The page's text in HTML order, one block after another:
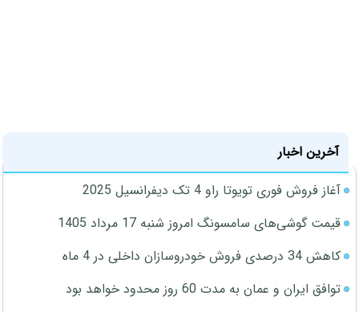
آخرین اخبار
آغاز فروش فوری تویوتا راو 4 تک دیفرانسیل 2025
قیمت گوشی‌های سامسونگ امروز شنبه 17 مرداد 1405
کاهش 34 درصدی فروش خودروسازان داخلی در 4 ماه
توافق ایران و عمان به مدت 60 روز محدود خواهد بود